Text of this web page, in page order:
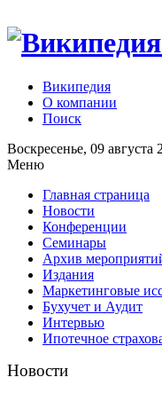
Википедия
О компании
Поиск
Воскресенье, 09 августа
Меню
Главная страница
Новости
Конференции
Семинары
Архив
Издания
Маркетинговые
Бухучет и Аудит
Интервью
Ипотечное
Новости